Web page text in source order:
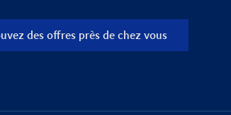
des offres près de chez vous